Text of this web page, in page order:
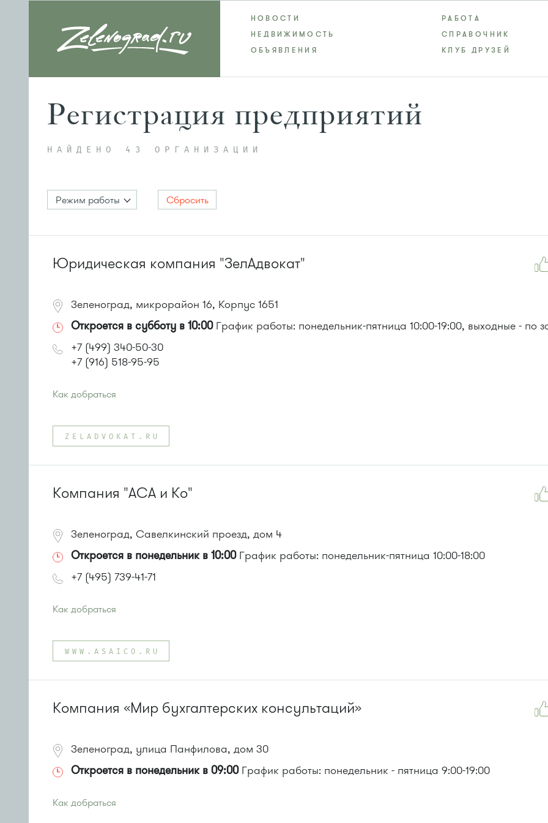
НОВОСТИ
РАБОТА
НЕДВИЖИМОСТЬ
СПРАВОЧНИК
ОБЪЯВЛЕНИЯ
КЛУБ ДРУЗЕЙ
Регистрация предприятий
НАЙДЕНО 43 ОРГАНИЗАЦИИ
Режим работы Сбросить
Юридическая компания "ЗелАдвокат"
Зеленоград, микрорайон 16, Корпус 1651
Откроется в субботу в 10:00График работы: понедельник-пятница 10:00-19:00, выходные - по
+7 (499) 340-50-30
+7 (916) 518-95-95
Как добраться
Автобус № 22.
или до остановки"Пенсионный фонд"
Маршрутка № 707м
ZELADVOKAT.RU
Компания "АСА и Ко"
Зеленоград, Савелкинский проезд, дом 4
Откроется в понедельник в 10:00График работы: понедельник-пятница 10:00-18:00
+7 (495) 739-41-71
Как добраться
Автобусы № 2, 3, 9, 11, 19, 31, 32.
Маршрутка № 409м, 419м
Автобусы № 1, 3, 8, 11, 19, 29, 32, 400, 400э.
WWW.ASAICO.RU
Компания «Мир бухгалтерских консультаций»
Зеленоград, улица Панфилова, дом 30
Откроется в понедельник в 09:00График работы: понедельник - пятница 9:00-19:00
Как добраться